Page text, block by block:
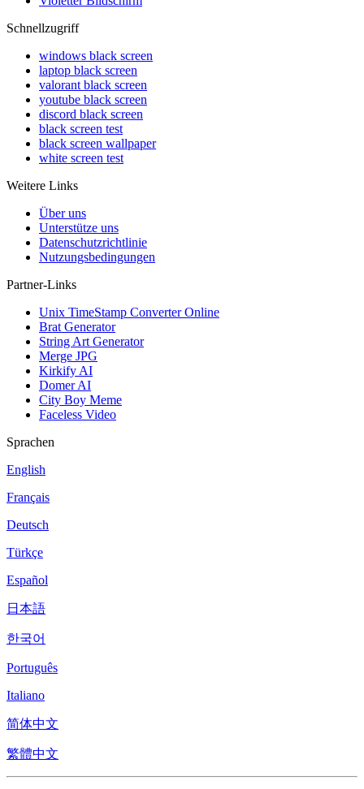
Schnellzugriff
windows black screen
laptop black screen
valorant black screen
youtube black screen
discord black screen
black screen test
black screen wallpaper
white screen test
Weitere Links
Über uns
Unterstütze uns
Datenschutzrichtlinie
Nutzungsbedingungen
Partner-Links
Unix TimeStamp Converter Online
Brat Generator
String Art Generator
Merge JPG
Kirkify AI
Domer AI
City Boy Meme
Faceless Video
Sprachen
English
Français
Deutsch
Türkçe
Español
日本語
한국어
Português
Italiano
简体中文
繁體中文